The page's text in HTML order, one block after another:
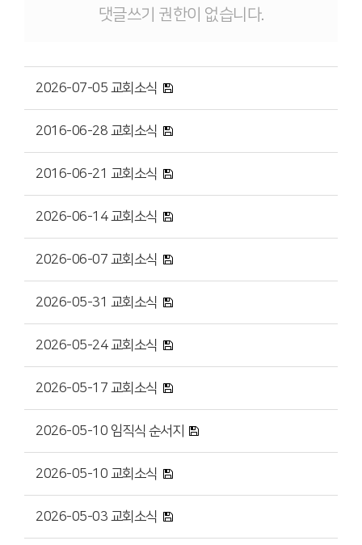
댓글쓰기 권한이 없습니다.
2026-07-05 교회소식
2016-06-28 교회소식
2016-06-21 교회소식
2026-06-14 교회소식
2026-06-07 교회소식
2026-05-31 교회소식
2026-05-24 교회소식
2026-05-17 교회소식
2026-05-10 임직식 순서지
2026-05-10 교회소식
2026-05-03 교회소식